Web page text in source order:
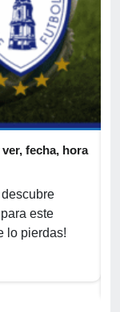
fecha, hora
este
lo pierdas!